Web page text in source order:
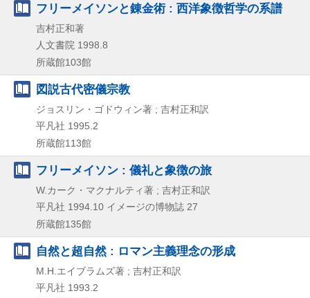
フリーメイソンと錬金術 : 西洋象徴哲学の系譜
吉村正和著
人文書院 1998.8
所蔵館103館
図説古代密儀宗教
ジョスリン・ゴドウィン著 ; 吉村正和訳
平凡社 1995.2
所蔵館113館
フリーメイソン : 儀礼と象徴の旅
W.カーク・マクナルティ著 ; 吉村正和訳
平凡社 1994.10 イメージの博物誌 27
所蔵館135館
自然と超自然 : ロマン主義理念の形成
M.H.エイブラムズ著 ; 吉村正和訳
平凡社 1993.2